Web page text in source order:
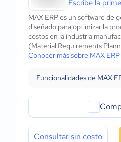
Escribe la
MAX ERP es un software de
diseñado para optimizar la
costos en la industria
(Material Requirements
Conocer más sobre MAX ERP
Funcionalidades de MAX
Consultar sin costo